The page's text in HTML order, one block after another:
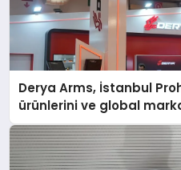
Derya Arms, İstanbul
ürünlerini ve global